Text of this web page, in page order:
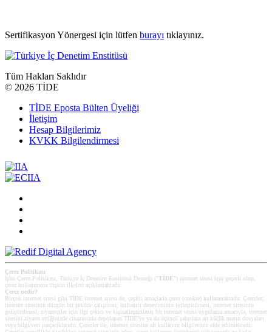
Sertifikasyon Yönergesi için lütfen burayı tıklayınız.
Tüm Hakları Saklıdır
© 2026 TİDE
TİDE Eposta Bülten Üyeliği
İletişim
Hesap Bilgilerimiz
KVKK Bilgilendirmesi
Çerez Politikası
İşbu Çerez Politikası, Türkiye İç Denetim Enstitüsü Derneği (" TİDE ") internet sitesi için geçerli olup,
çerez kullanımına ilişkin ilkeleri açıklamaktadır.
Çerez nedir?
Birçok internet sitesi gibi TİDE internet sitesi de, çeşitli amaçlarla çerez (cookie) kullanmaktadır. Çerezler;
internet sitesinin düzgün bir şekilde çalışması, kullanıcı deneyiminin iyileştirilmesi, internet sitesinin
geliştirilmesi, ziyaretçiler için ilgi çekici ve kişiselleştirilmiş bir internet sitesi/uygulama amacıyla, internet
sitesini ziyaret ettiğinizde cihazınızda depolanan TİDE’ye ya da üçüncü şahıslara ait küçük metin dosyaları
veya bilgi/veri parçacıklarıdır. Çerezler ile, internet sitesine ait kullanım bilgileriniz elde edilmektedir.